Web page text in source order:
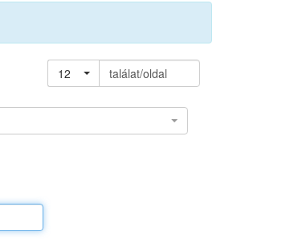
12
találat/oldal